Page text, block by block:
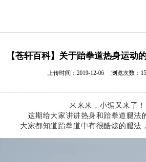
【苍轩百科】关于跆拳道热身运动
上传时间：2019-12-06 浏览次数：
来来来，小编又来了！
这期给大家讲讲热身和跆拳道腿法
大家都知道跆拳道中有很酷炫的腿法